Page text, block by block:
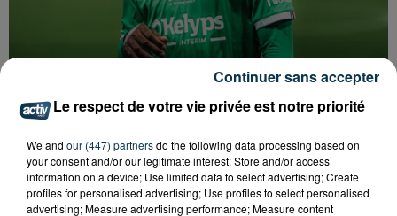
ASSE : UN COMMUNIQUÉ COMMUN POUR
DEMANDER LE DÉPART DE PIERRE EKWAH
Le respect de votre vie privée est notre priorité
We and our (447) partnersdo the following data processing based on
your consent and/or our legitimate interest: Store and/or access
information on a device; Use limited data to select advertising; Create
profiles for personalised advertising; Use profiles to select personalised
advertising; Measure advertising performance; Measure content
Continuer sans accepter